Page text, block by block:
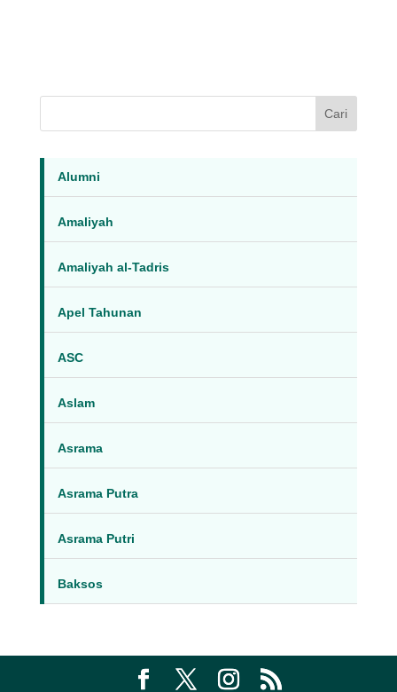
Cari
Alumni
Amaliyah
Amaliyah al-Tadris
Apel Tahunan
ASC
Aslam
Asrama
Asrama Putra
Asrama Putri
Baksos